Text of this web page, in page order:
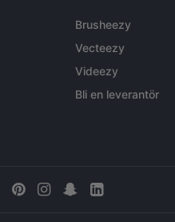
Brusheezy
Vecteezy
Videezy
Bli en leverantör